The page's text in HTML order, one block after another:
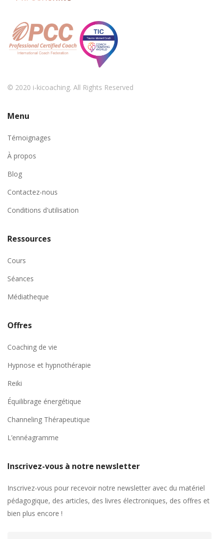
© 2020 i-kicoaching. All Rights Reserved
Menu
Témoignages
À propos
Blog
Contactez-nous
Conditions d'utilisation
Ressources
Cours
Séances
Médiatheque
Offres
Coaching de vie
Hypnose et hypnothérapie
Reiki
Équilibrage énergétique
Channeling Thérapeutique
L’ennéagramme
Inscrivez-vous à notre newsletter
Inscrivez-vous pour recevoir notre newsletter avec du matériel
pédagogique, des articles, des livres électroniques, des offres et
bien plus encore !